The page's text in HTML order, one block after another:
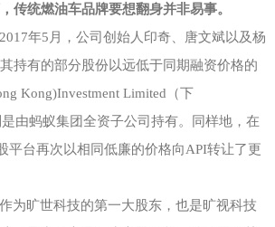
传统燃油车品牌要想翻身并非易事。
2017年5月，公司创始人印奇、唐文斌以及杨
持有的部分股份以远低于同期融资价格的
Kong)Investment Limited（下
由蚂蚁集团全资子公司持有。同样地，在
平台再次以相同低廉的价格向API转让了更
为旷世科技的第一大股东，也是旷视科技